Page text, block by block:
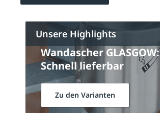
Unsere Highlights
Wandascher GLASGOW:
Schnell lieferbar
Zu den Varianten